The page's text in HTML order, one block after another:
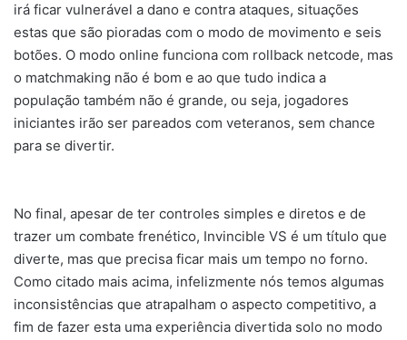
irá ficar vulnerável a dano e contra ataques, situações
estas que são pioradas com o modo de movimento e seis
botões. O modo online funciona com rollback netcode, mas
o matchmaking não é bom e ao que tudo indica a
população também não é grande, ou seja, jogadores
iniciantes irão ser pareados com veteranos, sem chance
para se divertir.
No final, apesar de ter controles simples e diretos e de
trazer um combate frenético, Invincible VS é um título que
diverte, mas que precisa ficar mais um tempo no forno.
Como citado mais acima, infelizmente nós temos algumas
inconsistências que atrapalham o aspecto competitivo, a
fim de fazer esta uma experiência divertida solo no modo